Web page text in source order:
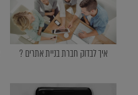
איך לבדוק חברת בניית אתרים ?